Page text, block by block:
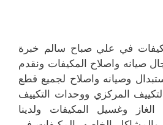
في علي صباح سالم خبرة
صيانه واصلاح المكيفات ونقدم
وصيانه واصلاح لجميع قطع
المركزي ووحدات التكييف
وغسيل المكيفات ولدينا